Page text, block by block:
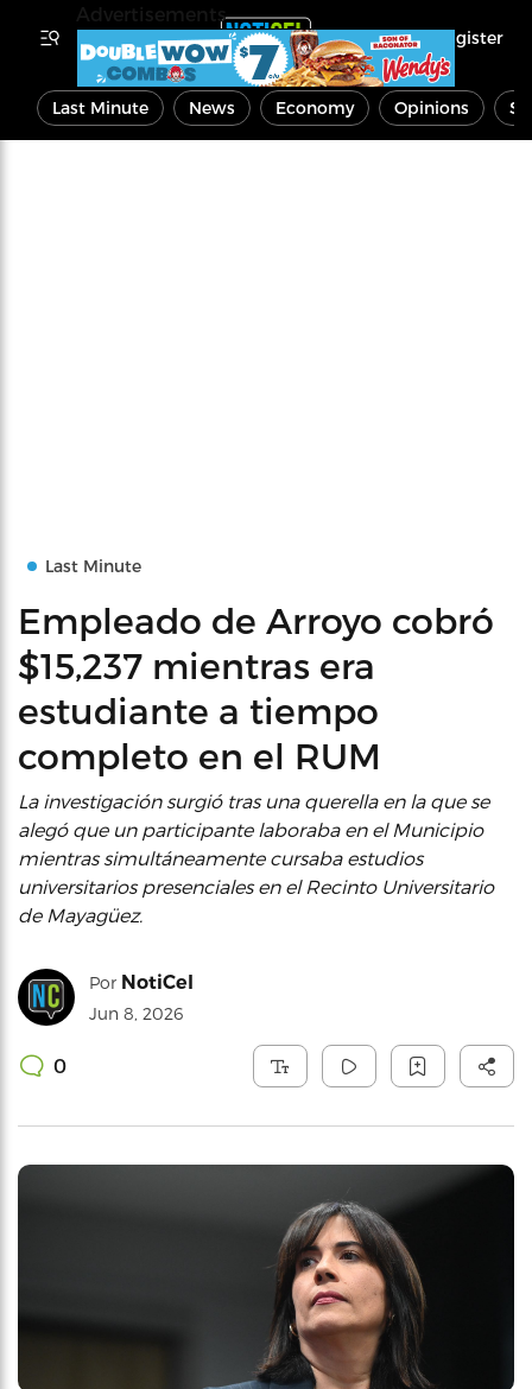
Register
Last Minute News Economy Opinions
Last Minute
Empleado de Arroyo cobró
$15,237 mientras era
estudiante a tiempo
completo en el RUM
La investigación surgió tras una querella en la que se
alegó que un participante laboraba en el Municipio
mientras simultáneamente cursaba estudios
universitarios presenciales en el Recinto Universitario
de Mayagüez.
Por NotiCel
Jun 8, 2026
0
Advertisements